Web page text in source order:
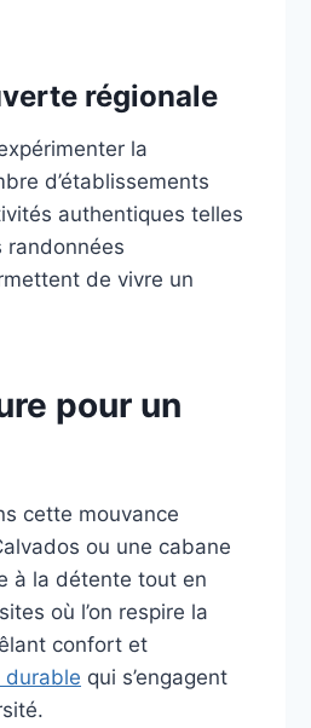
régionale
la
d’établissements
authentiques telles
randonnées
de vivre un
pour un
cette mouvance
ou une cabane
à la détente tout en
où l’on respire la
confort et
durable qui s’engagent